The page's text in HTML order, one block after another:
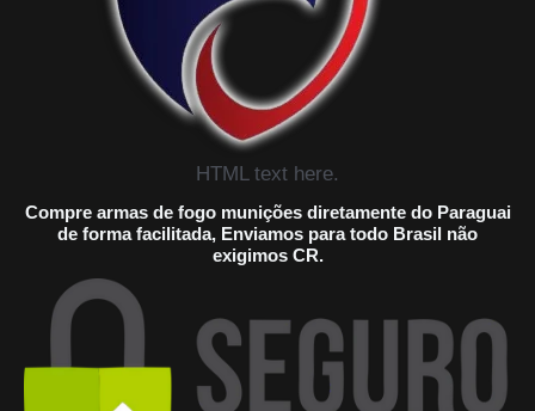
HTML text here.
Compre armas de fogo munições diretamente do Paraguai
de forma facilitada, Enviamos para todo Brasil não
exigimos CR.